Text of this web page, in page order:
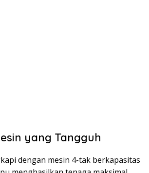
yang Tangguh
dengan mesin 4-tak berkapasitas